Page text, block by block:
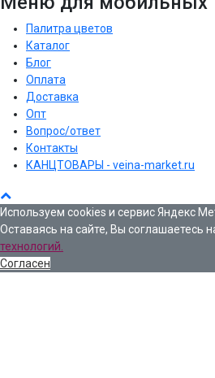
Палитра цветов
Каталог
Блог
Оплата
Доставка
Опт
Вопрос/ответ
Контакты
КАНЦТОВАРЫ - veina-market.ru
Используем cookies и сервис Яндекс
Оставаясь на сайте, Вы соглашаетесь
технологий.
Согласен